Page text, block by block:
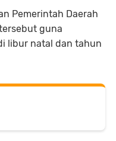
Pemerintah Daerah
guna
libur natal dan tahun